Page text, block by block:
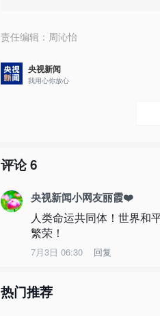
责任编辑： 周沁怡
央视新闻
我用心你放心
评论6
央视新闻小网友丽霞❤️
人类命运共同体！世界和
繁荣！
7月3日 06:30 回复
热门推荐